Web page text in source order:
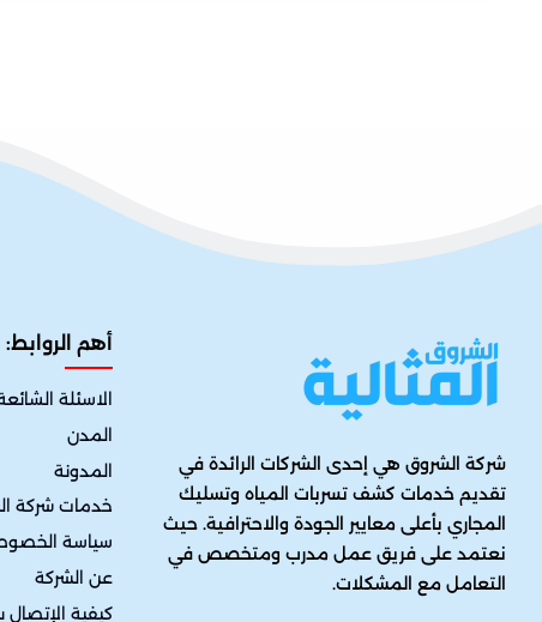
شركة الشروق هي إحدى الشركات الرائدة في
تقديم خدمات كشف تسربات المياه وتسليك
المجاري بأعلى معايير الجودة والاحترافية. حيث
نعتمد على فريق عمل مدرب ومتخصص في
التعامل مع المشكلات.
أهم الروابط:
الاسئلة
المدن
المدونة
خدمات شركة
سياسة
عن الشركة
كيفية الإتصال